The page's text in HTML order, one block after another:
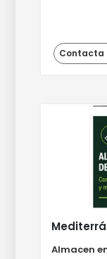
Contacta
Almacen